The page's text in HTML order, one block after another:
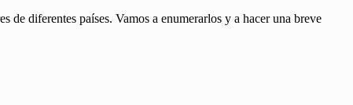
de diferentes países. Vamos a enumerarlos y a hacer una breve